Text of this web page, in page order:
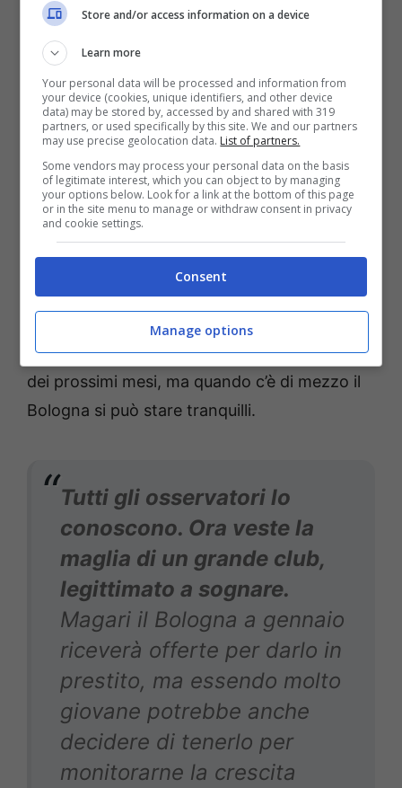
età, significa essere
davvero forti.
con grande personalità:
andrà seguito, ma come
inizio siamo sicuramente a
buon punto. Proprioil suo
carattere e il suo modo
sicuro di stare in porta mi
hanno colpito
Il mercato sarà sicuramente uno dei fattori
dei prossimi mesi, ma quando c’è di mezzo il
Bologna si può stare tranquilli.
Tutti gli osservatori lo
conoscono. Ora veste la
maglia di un grande club,
legittimato a sognare.
Magari il Bologna a gennaio
riceverà offerte per darlo in
prestito, ma essendo molto
giovane potrebbe anche
decidere di tenerlo per
monitorarne la crescita
Store and/or access information on a device
Learn more
Your personal data will be processed and information from
your device (cookies, unique identifiers, and other device
data) may be stored by, accessed by and shared with 319
partners, or used specifically by this site. We and our partners
may use precise geolocation data. List of partners.
Some vendors may process your personal data on the basis
of legitimate interest, which you can object to by managing
your options below. Look for a link at the bottom of this page
or in the site menu to manage or withdraw consent in privacy
and cookie settings.
Consent
Manage options